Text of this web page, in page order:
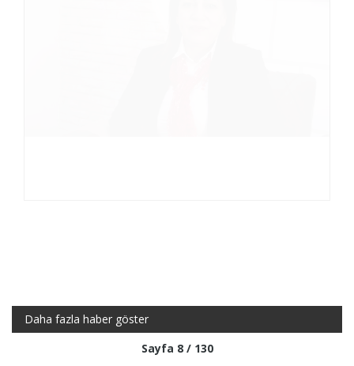
Daha fazla haber göster
Sayfa 8 / 130